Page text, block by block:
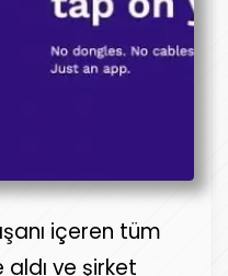
içeren tüm
aldı ve şirket